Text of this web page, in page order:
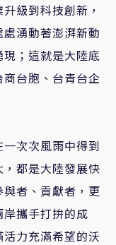
級到科技創新，
湧動著澎湃新動
；這就是大陸底
台胞、台青台企
次次風雨中得到
都是大陸發展快
者、貢獻者，更
攜手打拚的成
力充滿希望的沃